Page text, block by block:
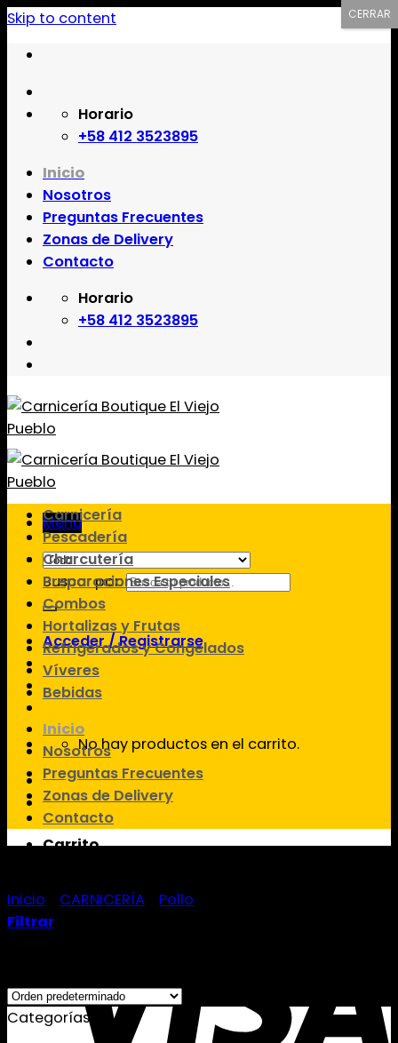
Skip to content
Horario
+58 412 3523895
Inicio
Nosotros
Preguntas Frecuentes
Zonas de Delivery
Contacto
Horario
+58 412 3523895
Menú
Buscar por:
Acceder / Registrarse
No hay productos en el carrito.
Carrito
Carnicería
Pescadería
Charcutería
Preparaciones Especiales
Combos
Hortalizas y Frutas
Refrigerados y Congelados
Víveres
Bebidas
Inicio
Nosotros
Preguntas Frecuentes
Zonas de Delivery
Contacto
Comprar Muslo online en Margarita
Muslo a domicilio en Margarita
Comprar Muslo por internet en Margarita
Venta de Muslo online en Margarita
Venta de Muslo por internet en Margarita
Inicio CARNICERÍA Pollo
Filtrar
Categorías
CERRAR